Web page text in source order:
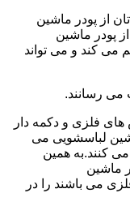
از پودر ماشین
پودر ماشین
می کند و می تواند
می رسانند.
های فلزی و دکمه دار
لباسشویی می
کنند.به همین
ماشین
می باشند را در